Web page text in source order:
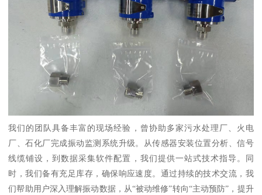
我们的团队具备丰富的现场经验，曾协助多家污水处理厂、火电
厂、石化厂完成振动监测系统升级。从传感器安装位置分析、信号
线缆铺设，到数据采集软件配置，我们提供一站式技术指导。同
时，我们备有充足库存，确保响应速度。通过持续的技术交流，我
们帮助用户深入理解振动数据，从“被动维修”转向“主动预防”，提升